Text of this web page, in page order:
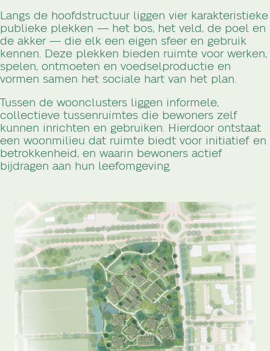
Langs de hoofdstructuur liggen vier karakteristieke
publieke plekken — het bos, het veld, de poel en
de akker — die elk een eigen sfeer en gebruik
kennen. Deze plekken bieden ruimte voor werken,
spelen, ontmoeten en voedselproductie en
vormen samen het sociale hart van het plan.
Tussen de woonclusters liggen informele,
collectieve tussenruimtes die bewoners zelf
kunnen inrichten en gebruiken. Hierdoor ontstaat
een woonmilieu dat ruimte biedt voor initiatief en
betrokkenheid, en waarin bewoners actief
bijdragen aan hun leefomgeving.